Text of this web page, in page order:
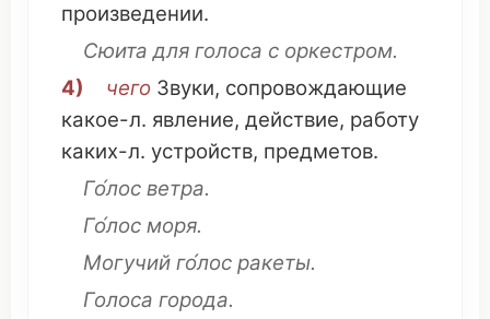
произведении.
Сюита для голоса с оркестром.
4)
чего Звуки, сопровождающие
какое-л. явление, действие, работу
каких-л. устройств, предметов.
Го́лос ветра.
Го́лос моря.
Могучий го́лос ракеты.
Голоса города.